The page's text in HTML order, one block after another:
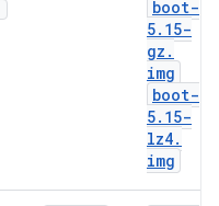
boot-
5. 15-
gz .
img
boot-
5. 15-
lz4.
img